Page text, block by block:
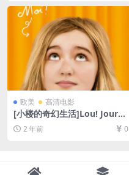
字幕]
欧美 高清电影
[小楼的奇幻生活]Lou! Journa
l infime (2014)[百度网盘+夸
克网盘1080P超清未删减资源]
2 年前 0